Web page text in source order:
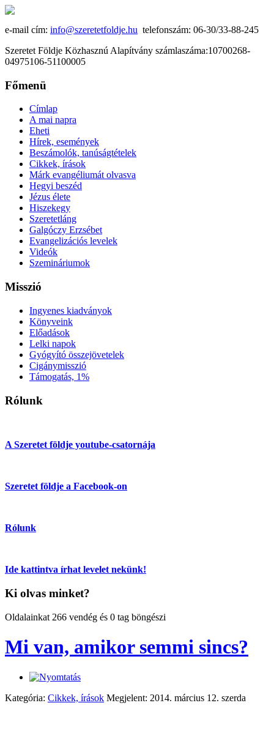
e-mail cím: info@szeretetfoldje.hu telefonszám: 06-30/33-88-245
Szeretet Földje Közhasznú Alapítvány számlaszáma:10700268-
04975106-51100005
Főmenü
Címlap
A mai napra
Eheti
Hírek, események
Beszámolók, tanúságtételek
Cikkek, írások
Márk evangéliumát olvasva
Hegyi beszéd
Jézus élete
Hiszekegy
Szeretetláng
Galgóczy Erzsébet
Evangelizációs levelek
Videók
Szemináriumok
Misszió
Ingyenes kiadványok
Könyveink
Előadások
Lelki napok
Gyógyító összejövetelek
Cigánymisszió
Támogatás, 1%
Rólunk
A Szeretet földje youtube-csatornája
Szeretet földje a Facebook-on
Rólunk
Ide kattintva írhat levelet nekünk!
Ki olvas minket?
Oldalainkat 266 vendég és 0 tag böngészi
Mi van, amikor semmi sincs?
Kategória: Cikkek, írások Megjelent: 2014. március 12. szerda